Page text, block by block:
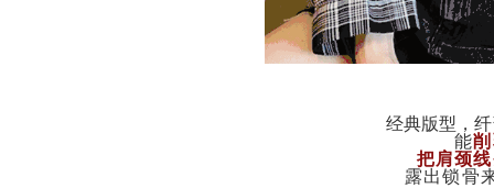
经典版型，
能
把肩颈
露出锁骨